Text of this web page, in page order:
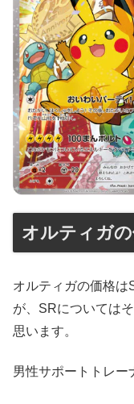
オルティガの
オルティガの価格は
が、SRについては
思います。
男性サポートトレー